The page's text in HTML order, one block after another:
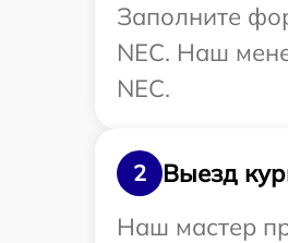
Заполните
NEC. Наш
NEC.
2
Выезд
Наш мастер